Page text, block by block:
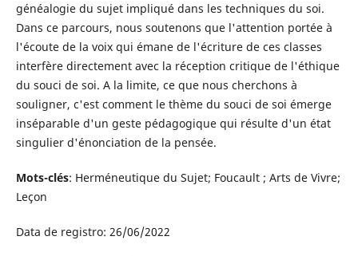
généalogie du sujet impliqué dans les techniques du soi.
Dans ce parcours, nous soutenons que l'attention portée à
l'écoute de la voix qui émane de l'écriture de ces classes
interfère directement avec la réception critique de l'éthique
du souci de soi. A la limite, ce que nous cherchons à
souligner, c'est comment le thème du souci de soi émerge
inséparable d'un geste pédagogique qui résulte d'un état
singulier d'énonciation de la pensée.
Mots-clés: Herméneutique du Sujet; Foucault ; Arts de Vivre;
Leçon
Data de registro: 26/06/2022